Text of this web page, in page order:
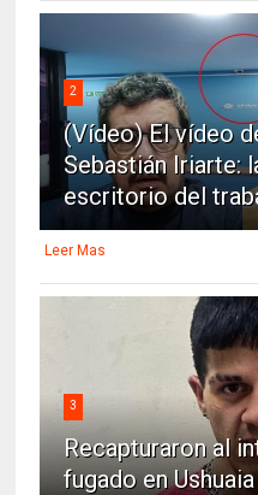
2
(Vídeo) El vídeo
Sebastián Iriarte:
escritorio del
Leer Mas
3
Recapturaron al
fugado en Ushuaia